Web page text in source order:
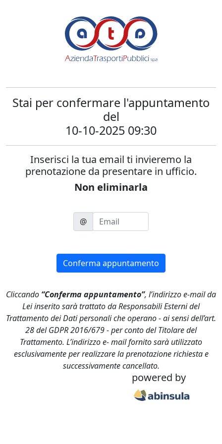
Stai per confermare l'appuntamento
del
10-10-2025 09:30
Inserisci la tua email ti invieremo la
prenotazione da presentare in ufficio.
Non eliminarla
@
Conferma appuntamento
Cliccando “Conferma appuntamento”, l’indirizzo e-mail da
Lei inserito sarà trattato da Responsabili Esterni del
Trattamento dei Dati personali che operano - ai sensi dell’art.
28 del GDPR 2016/679 - per conto del Titolare del
Trattamento. L’indirizzo e- mail fornito sarà utilizzato
esclusivamente per realizzare la prenotazione richiesta e
successivamente cancellato.
powered by